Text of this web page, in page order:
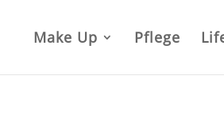
Make Up Pflege